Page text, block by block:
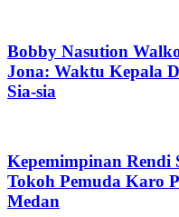
Bobby Nasution
Jona: Waktu Kepala
Sia-sia
Kepemimpinan Rendi
Tokoh Pemuda Karo
Medan